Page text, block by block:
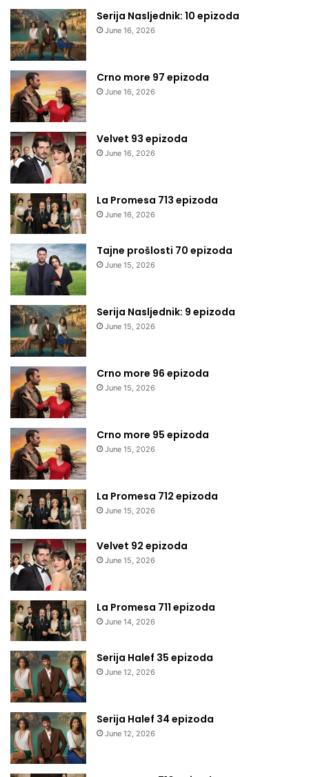
Serija Nasljednik: 10 epizoda
June 16, 2026
Crno more 97 epizoda
June 16, 2026
Velvet 93 epizoda
June 16, 2026
La Promesa 713 epizoda
June 16, 2026
Tajne prošlosti 70 epizoda
June 15, 2026
Serija Nasljednik: 9 epizoda
June 15, 2026
Crno more 96 epizoda
June 15, 2026
Crno more 95 epizoda
June 15, 2026
La Promesa 712 epizoda
June 15, 2026
Velvet 92 epizoda
June 15, 2026
La Promesa 711 epizoda
June 14, 2026
Serija Halef 35 epizoda
June 12, 2026
Serija Halef 34 epizoda
June 12, 2026